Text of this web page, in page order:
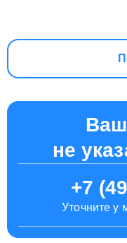
не
+7
Уточните у